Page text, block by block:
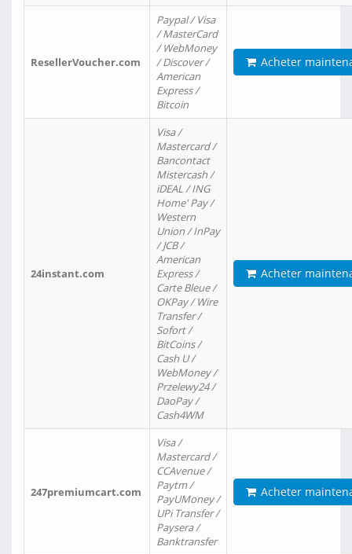
ResellerVoucher.com
Paypal / Visa
/ MasterCard
/ WebMoney
/ Discover /
American
Express /
Bitcoin
Acheter
24instant.com
Visa /
Mastercard /
Bancontact
Mistercash /
iDEAL / ING
Home' Pay /
Western
Union / InPay
/ JCB /
American
Express /
Carte Bleue /
OKPay / Wire
Transfer /
Sofort /
BitCoins /
Cash U /
WebMoney /
Przelewy24 /
DaoPay /
Cash4WM
Acheter
247premiumcart.com
Visa /
Mastercard /
CCAvenue /
Paytm /
PayUMoney /
UPi Transfer /
Paysera /
Banktransfer
Acheter